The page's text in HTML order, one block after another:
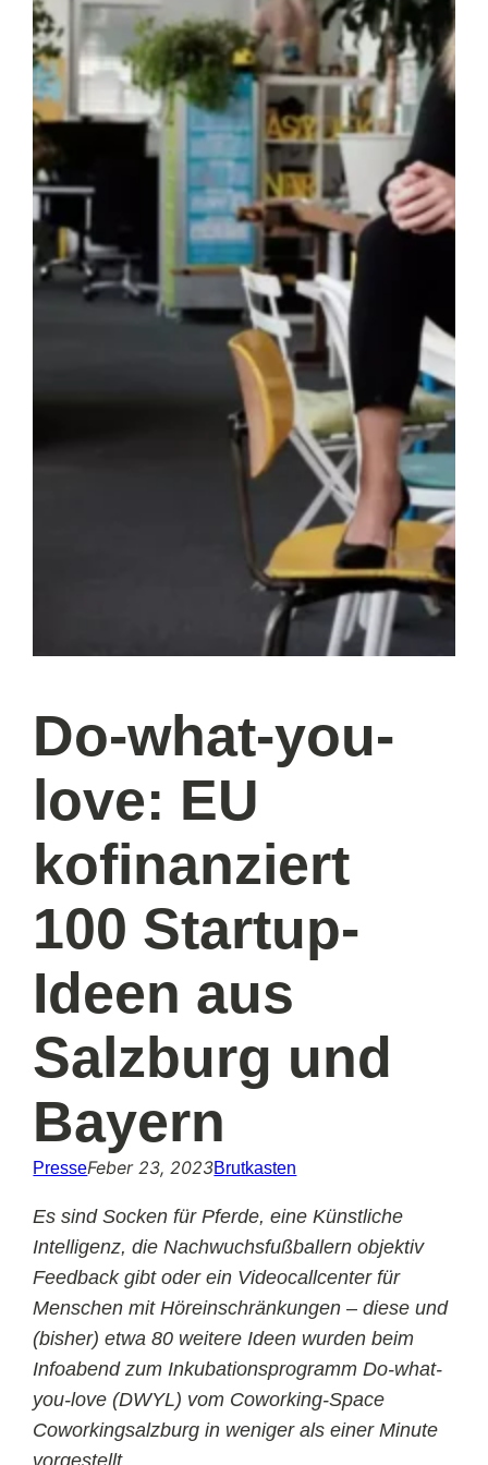
Do-what-you-
love: EU
kofinanziert
100 Startup-
Ideen aus
Salzburg und
Bayern
PresseFeber 23, 2023Brutkasten
Es sind Socken für Pferde, eine Künstliche
Intelligenz, die Nachwuchsfußballern objektiv
Feedback gibt oder ein Videocallcenter für
Menschen mit Höreinschränkungen – diese und
(bisher) etwa 80 weitere Ideen wurden beim
Infoabend zum Inkubationsprogramm Do-what-
you-love (DWYL) vom Coworking-Space
Coworkingsalzburg in weniger als einer Minute
vorgestellt.